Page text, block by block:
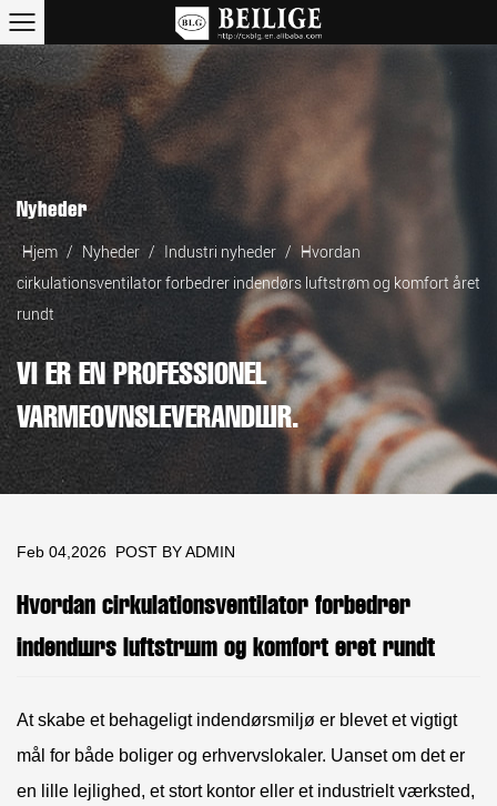
Nyheder
Hjem / Nyheder / Industri nyheder / Hvordan
cirkulationsventilator forbedrer indendørs luftstrøm og komfort året
rundt
VI ER EN PROFESSIONEL
VARMEOVNSLEVERANDØR.
Feb 04,2026 POST BY ADMIN
Hvordan cirkulationsventilator forbedrer
indendørs luftstrøm og komfort året rundt
At skabe et behageligt indendørsmiljø er blevet et vigtigt
mål for både boliger og erhvervslokaler. Uanset om det er
en lille lejlighed, et stort kontor eller et industrielt værksted,